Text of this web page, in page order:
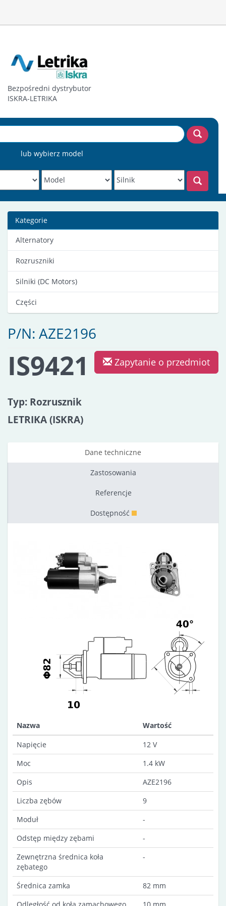
Bezpośredni dystrybutor
ISKRA-LETRIKA
lub wybierz model
Kategorie
Alternatory
Rozruszniki
Silniki (DC Motors)
Części
P/N: AZE2196
Zapytanie o przedmiot
IS9421
Typ: Rozrusznik
LETRIKA (ISKRA)
Dane techniczne
Zastosowania
Referencje
Dostępność
Nazwa
Wartość
Napięcie
12 V
Moc
1.4 kW
Opis
AZE2196
Liczba zębów
9
Moduł
-
Odstęp między zębami
-
Zewnętrzna średnica koła
zębatego
-
Średnica zamka
82 mm
Odległość od koła zamachowego
10 mm